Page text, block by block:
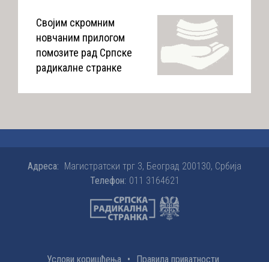
Својим скромним
новчаним прилогом
помозите рад Српске
радикалне странке
Адреса: Магистратски трг 3, Београд 200130, Србија
Телефон: 011 3164621
Услови коришћења • Правила приватности